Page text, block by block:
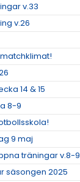
v.33
v.26
14 & 15
8-9
9 maj
träningar v.8-9
säsongen 2025